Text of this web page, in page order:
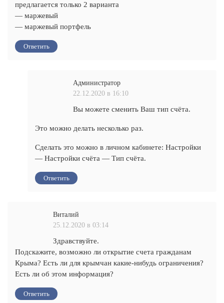
предлагается только 2 варианта
— маржевый
— маржевый портфель
Ответить
Администратор
22.12.2020 в 16:10
Вы можете сменить Ваш тип счёта.
Это можно делать несколько раз.
Сделать это можно в личном кабинете: Настройки
— Настройки счёта — Тип счёта.
Ответить
Виталий
25.12.2020 в 03:14
Здравствуйте.
Подскажите, возможно ли открытие счета гражданам
Крыма? Есть ли для крымчан какие-нибудь ограничения?
Есть ли об этом информация?
Ответить